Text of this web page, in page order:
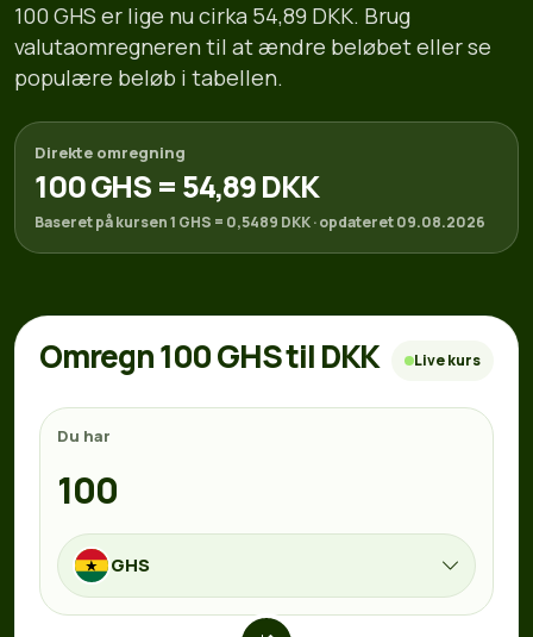
100 GHS er lige nu cirka 54,89 DKK. Brug
valutaomregneren til at ændre beløbet eller se
populære beløb i tabellen.
Direkte omregning
100 GHS = 54,89 DKK
Baseret på kursen 1 GHS = 0,5489 DKK · opdateret 09.08.2026
Omregn 100 GHS til DKK Live kurs
Du har
GHS